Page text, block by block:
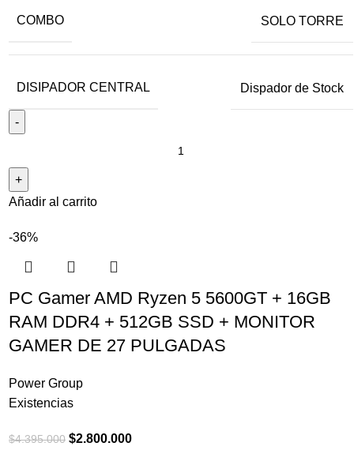
27 PULGADAS - 180Hz
COMBO SOLO TORRE
DISIPADOR CENTRAL Dispador de Stock
Añadir al carrito
-36%
PC Gamer AMD Ryzen 5 5600GT + 16GB
RAM DDR4 + 512GB SSD + MONITOR
GAMER DE 27 PULGADAS
Power Group
Existencias
$4.395.000 $2.800.000